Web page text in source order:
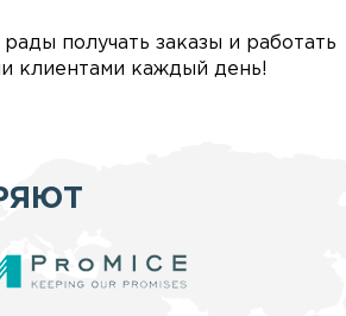
получать заказы и работать
клиентами каждый день!